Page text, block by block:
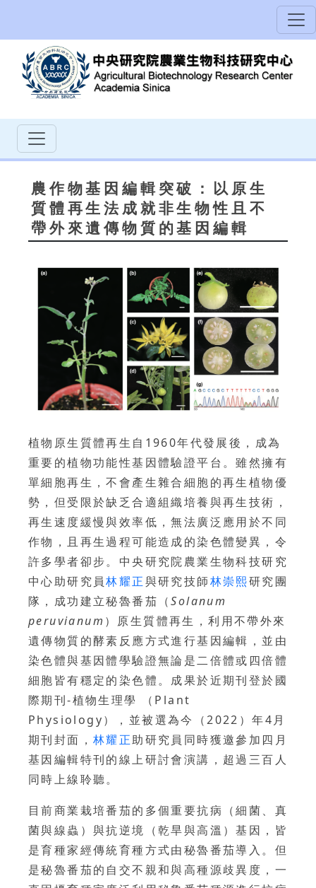
農作物基因編輯突破：以原生
質體再生法成就非生物性且不
帶外來遺傳物質的基因編輯
植物原生質體再生自1960年代發展後，成為
重要的植物功能性基因體驗證平台。雖然擁有
單細胞再生，不會產生雜合細胞的再生植物優
勢，但受限於缺乏合適組織培養與再生技術，
再生速度緩慢與效率低，無法廣泛應用於不同
作物，且再生過程可能造成的染色體變異，令
許多學者卻步。中央研究院農業生物科技研究
中心助研究員林耀正與研究技師林崇熙研究團
隊，成功建立秘魯番茄（Solanum
peruvianum ）原生質體再生，利用不帶外來
遺傳物質的酵素反應方式進行基因編輯，並由
染色體與基因體學驗證無論是二倍體或四倍體
細胞皆有穩定的染色體。成果於近期刊登於國
際期刊-植物生理學 （Plant
Physiology），並被選為今（2022）年4月
期刊封面， 林耀正助研究員同時獲邀參加四月
基因編輯特刊的線上研討會演講，超過三百人
同時上線聆聽。
目前商業栽培番茄的多個重要抗病（細菌、真
菌與線蟲）與抗逆境（乾旱與高溫）基因，皆
是育種家經傳統育種方式由秘魯番茄導入。但
是秘魯番茄的自交不親和與高種源歧異度，一